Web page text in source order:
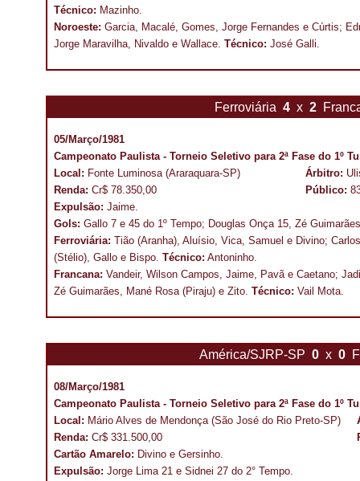
Técnico: Mazinho.
Noroeste: Garcia, Macalé, Gomes, Jorge Fernandes e Cúrtis;
Jorge Maravilha, Nivaldo e Wallace. Técnico: José Galli.
Ferroviária 4 x 2
05/Março/1981
Campeonato Paulista - Torneio Seletivo para 2ª Fase do 1º
Local: Fonte Luminosa (Araraquara-SP) Árbitro:
Renda: Cr$ 78.350,00 Público:
Expulsão: Jaime.
Gols: Gallo 7 e 45 do 1º Tempo; Douglas Onça 15, Zé
Ferroviária: Tião (Aranha), Aluísio, Vica, Samuel e Divino;
(Stélio), Gallo e Bispo. Técnico: Antoninho.
Francana: Vandeir, Wilson Campos, Jaime, Pavã e Caetano;
Zé Guimarães, Mané Rosa (Piraju) e Zito. Técnico: Vail Mota.
América/SJRP-SP 0 x 0
08/Março/1981
Campeonato Paulista - Torneio Seletivo para 2ª Fase do 1º
Local: Mário Alves de Mendonça (São José do Rio Preto-SP)
Renda: Cr$ 331.500,00
Cartão Amarelo: Divino e Gersinho.
Expulsão: Jorge Lima 21 e Sidnei 27 do 2° Tempo.